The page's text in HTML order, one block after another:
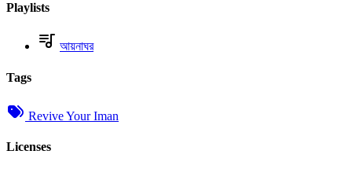
Playlists
আয়নাঘর
Tags
Revive Your Iman
Licenses